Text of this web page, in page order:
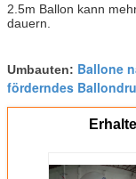
2.5m Ballon kann
dauern.
Umbauten: Ballone
förderndes